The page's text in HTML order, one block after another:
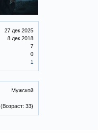
27 дек 2025
8 дек 2018
7
0
1
Мужской
(Возраст: 33)